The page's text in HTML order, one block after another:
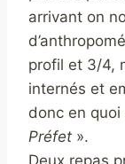
arrivant on
profil et 3/4,
internés et
donc en
Préfet ».